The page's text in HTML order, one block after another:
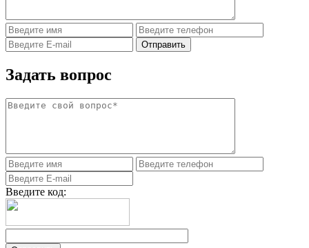
Задать вопрос
Введите код: